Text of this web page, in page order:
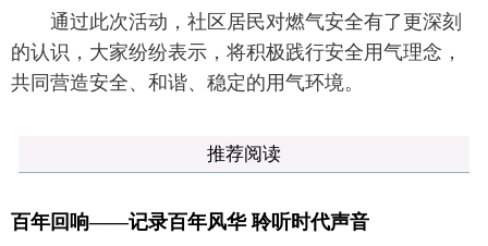
通过此次活动，社区居民对燃气安全有了更深刻
的认识，大家纷纷表示，将积极践行安全用气理念，
共同营造安全、和谐、稳定的用气环境。
推荐阅读
百年回响——记录百年风华 聆听时代声音